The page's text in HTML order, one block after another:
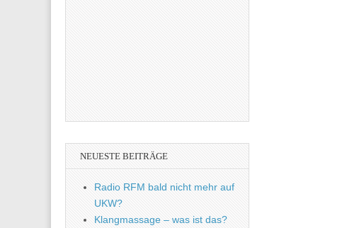
NEUESTE BEITRÄGE
Radio RFM bald nicht mehr auf
UKW?
Klangmassage – was ist das?